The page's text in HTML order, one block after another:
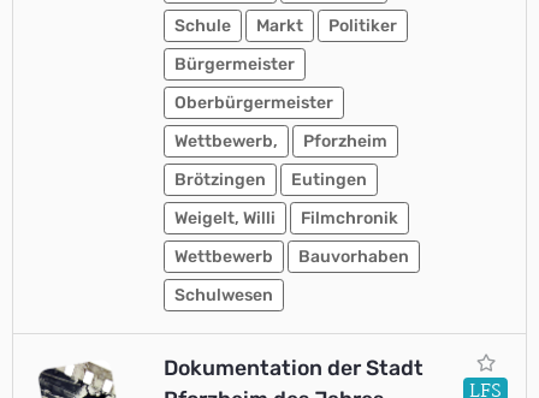
Schule
Markt
Politiker
Bürgermeister
Oberbürgermeister
Wettbewerb,
Pforzheim
Brötzingen
Eutingen
Weigelt, Willi
Filmchronik
Wettbewerb
Bauvorhaben
Schulwesen
Dokumentation der Stadt
LFS